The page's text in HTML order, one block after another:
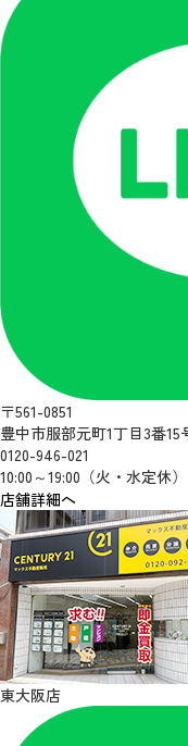
〒561-0851
豊中市服部元町1丁目3番15
0120-946-021
10:00～19:00（火・水定休）
店舗詳細へ
東大阪店